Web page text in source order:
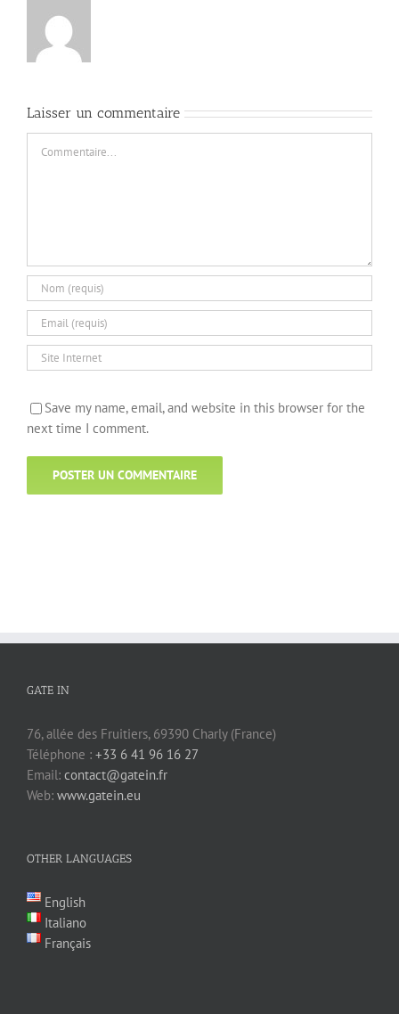
Laisser un commentaire
Save my name, email, and website in this browser for the
next time I comment.
GATE IN
76, allée des Fruitiers, 69390 Charly (France)
Téléphone : +33 6 41 96 16 27
Email: contact@gatein.fr
Web: www.gatein.eu
OTHER LANGUAGES
English
Italiano
Français